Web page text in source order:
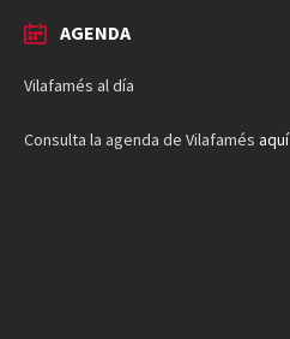
AGENDA
Vilafamés al día
Consulta la agenda de Vilafamés aquí